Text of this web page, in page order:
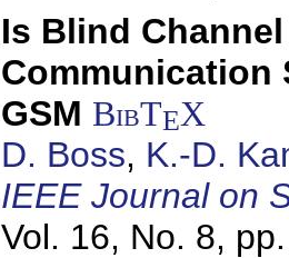
Is Blind
Communication
GSM BibTEX
D. Boss, K.-D.
IEEE Journal on
Vol. 16, No. 8,